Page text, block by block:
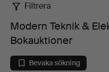
Modern
Teknik
&
Filtrera
Modern Teknik &
Bokauktioner
Bevaka sökning